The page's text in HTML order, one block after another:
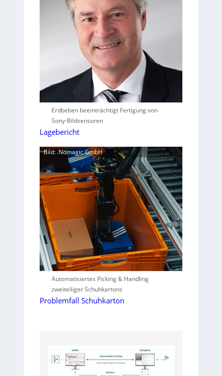
Erdbeben beeinträchtigt Fertigung von
Sony-Bildsensoren
Lagebericht
Bild: .Nomagic GmbH
Automatisiertes Picking & Handling
zweiteiliger Schuhkartons
Problemfall Schuhkarton